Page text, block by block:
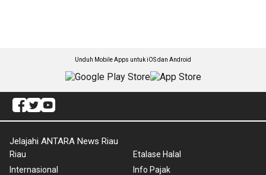
Unduh Mobile Apps untuk iOS dan Android
Jelajahi ANTARA News Riau
Riau
Internasional
Etalase Halal
Info Pajak